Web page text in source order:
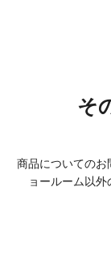
そ
商品についてのお
ョールーム以外